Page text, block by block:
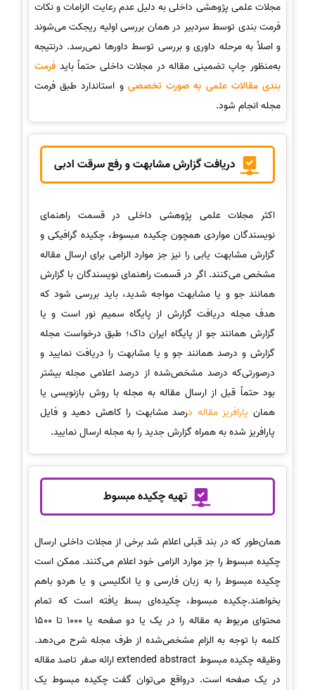
مجلات علمی پژوهشی داخلی به دلیل عدم رعایت الزامات و نکات
فرمت بندی توسط سردبیر در همان بررسی اولیه ریجکت می‌شوند
و اصلاً به مرحله داوری و بررسی توسط داورها نمی‌رسد. درنتیجه
به‌منظور چاپ تضمینی مقاله در مجلات داخلی حتماً باید فرمت
بندی مقالات علمی به صورت تخصصی و استاندارد طبق فرمت
مجله انجام شود.
دریافت گزارش مشابهت و رفع سرقت ادبی
اکثر مجلات علمی پژوهشی داخلی در قسمت راهنمای
نویسندگان مواردی همچون چکیده مبسوط، چکیده گرافیکی و
گزارش مشابهت یابی را نیز جز موارد الزامی برای ارسال مقاله
مشخص می‌کنند. اگر در قسمت راهنمای نویسندگان با گزارش
همانند جو و یا مشابهت مواجه شدید، باید بررسی شود که
هدف مجله دریافت گزارش از پایگاه سمیم نور است و یا
گزارش همانند جو از پایگاه ایران داک؛ طبق درخواست مجله
گزارش و درصد همانند جو و یا مشابهت را دریافت نمایید و
درصورتی‌که درصد مشخص‌شده از درصد اعلامی مجله بیشتر
بود حتماً قبل از ارسال مقاله به مجله با روش بازنویسی یا
همان پارافریز مقاله درصد مشابهت را کاهش دهید و فایل
پارافریز شده به همراه گزارش جدید را به مجله ارسال نمایید.
تهیه چکیده مبسوط
همان‌طور که در بند قبلی اعلام شد برخی از مجلات داخلی ارسال
چکیده مبسوط را جز موارد الزامی خود اعلام می‌کنند. ممکن است
چکیده مبسوط را به زبان فارسی و یا انگلیسی و یا هردو باهم
بخواهند.چکیده مبسوط، چکیده‌ای بسط یافته است که تمام
محتوای مربوط به مقاله را در یک یا دو صفحه یا 1000 تا 1500
کلمه با توجه به الزام مشخص‌شده از طرف مجله شرح می‌دهد.
وظیقه چکیده مبسوط extended abstract ارائه صفر تاصد مقاله
در یک صفحه است. درواقع می‌توان گفت چکیده مبسوط یک